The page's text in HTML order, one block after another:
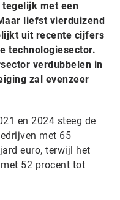
met een
liefst vierduizend
uit recente cijfers
technologiesector.
verdubbelen in
zal evenzeer
en 2024 steeg de
met 65
euro, terwijl het
52 procent tot